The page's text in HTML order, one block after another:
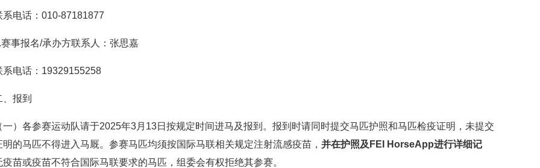
系电话：010-87181877
事报名/承办方联系人：张思嘉
系电话：19329155258
、报到
一）各参赛运动队请于2025年3月13日按规定时间进马及报到。报到时请同时提交马匹护照和马匹检疫证明，未提交
明的马匹不得进入马厩。参赛马匹均须按国际马联相关规定注射流感疫苗， 并在护照及FEI HorseApp进行详细记
疫苗或疫苗不符合国际马联要求的马匹，组委会有权拒绝其参赛。